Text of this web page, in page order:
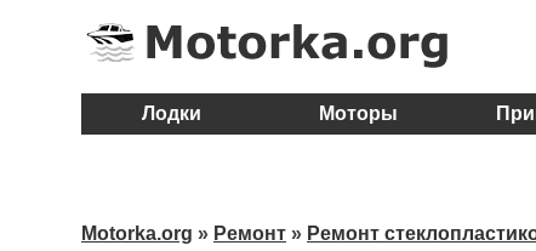
Лодки Моторы
Motorka.org » Ремонт » Ремонт